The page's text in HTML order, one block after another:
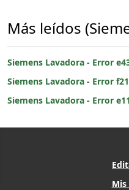
Más leídos
Siemens Lavadora - Error
Siemens Lavadora - Error f21
Siemens Lavadora - Error e11
Mis